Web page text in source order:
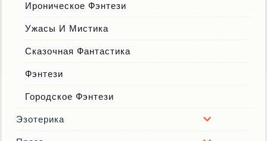
Ироническое Фэнтези
Ужасы И Мистика
Сказочная Фантастика
Фэнтези
Городское Фэнтези
Эзотерика